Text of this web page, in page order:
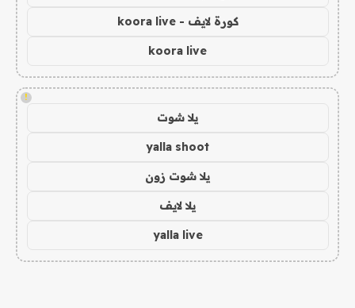
كورة لايف - koora live
koora live
!
يلا شوت
yalla shoot
يلا شوت زون
يلا لايف
yalla live